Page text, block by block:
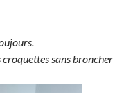
sans broncher